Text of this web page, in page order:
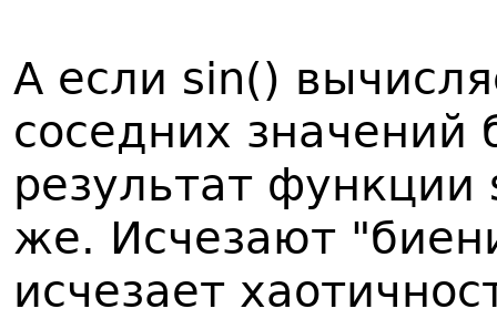
А если sin()
соседних значений
результат
же. Исчезают
исчезает